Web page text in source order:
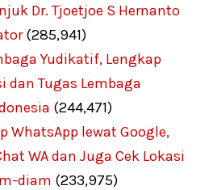
Dr. Tjoetjoe S Hernanto
(285,941)
Yudikatif, Lengkap
dan Tugas Lembaga
(244,471)
WhatsApp lewat Google,
WA dan Juga Cek Lokasi
diam (233,975)